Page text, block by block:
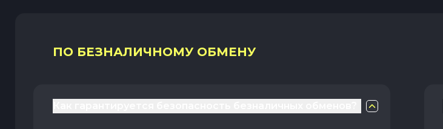
ПО БЕЗНАЛИЧНОМУ ОБМЕНУ